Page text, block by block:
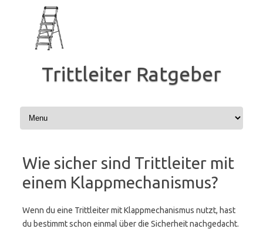
springen
Trittleiter Ratgeber
Wie sicher sind Trittleiter mit
einem Klappmechanismus?
Wenn du eine Trittleiter mit Klappmechanismus nutzt, hast
du bestimmt schon einmal über die Sicherheit nachgedacht.